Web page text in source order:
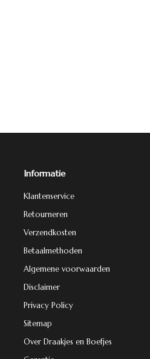
Informatie
Klantenservice
Retourneren
Verzendkosten
Betaalmethoden
Algemene voorwaarden
Disclaimer
Privacy Policy
Sitemap
Over Draakjes en Boefjes